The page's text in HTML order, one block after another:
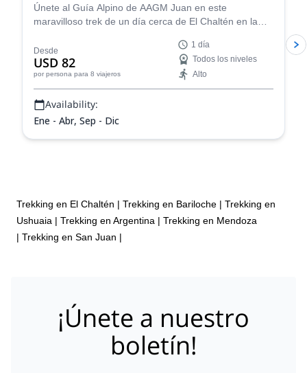
Únete al Guía Alpino de AAGM Juan en este
maravilloso trek de un día cerca de El Chaltén en la
paisajes glaciares, aprende más sobre la historia del
área y ve vistas incomparables del Monte Fitz Roy.
Desde
USD 82
por persona para 8 viajeros
1 día
Todos los niveles
Alto
Availability:
Ene - Abr, Sep - Dic
Trekking en El Chaltén | Trekking en Bariloche | Trekking en
Ushuaia | Trekking en Argentina | Trekking en Mendoza
| Trekking en San Juan |
¡Únete a nuestro
boletín!